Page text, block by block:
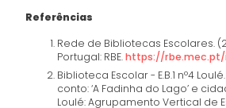
Referências
Rede de Bibliotecas Escolares.
Portugal: RBE.https://rbe.mec.pt/
Biblioteca Escolar - E.B.1 nº4
conto: ‘A Fadinha do Lago’ e
Loulé: Agrupamento Vertical de